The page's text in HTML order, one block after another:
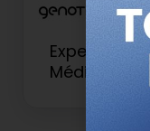
Experto
Médica y